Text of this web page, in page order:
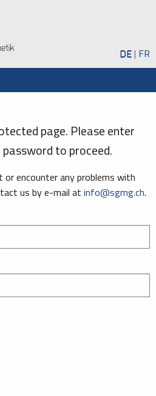
DE FR
page. Please enter
to proceed.
encounter any problems with
us by e-mail at info@sgmg.ch.